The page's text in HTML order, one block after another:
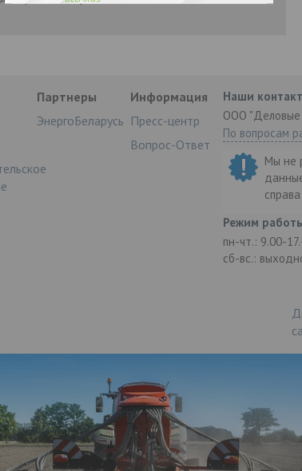
Партнеры
ЭнергоБеларусь
Информация
Пресс-центр
Вопрос-Ответ
Наши
ООО "Деловые
По вопросам
Мы не
Режим
пн-чт.: 9.00-
сб-вс.: